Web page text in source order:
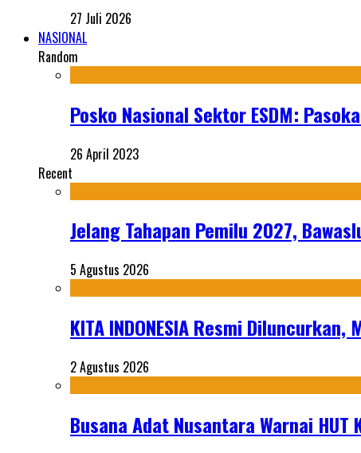
27 Juli 2026
NASIONAL
Random
Posko Nasional Sektor ESDM:
26 April 2023
Recent
Jelang Tahapan Pemilu 2027,
5 Agustus 2026
KITA INDONESIA Resmi
2 Agustus 2026
Busana Adat Nusantara Warnai